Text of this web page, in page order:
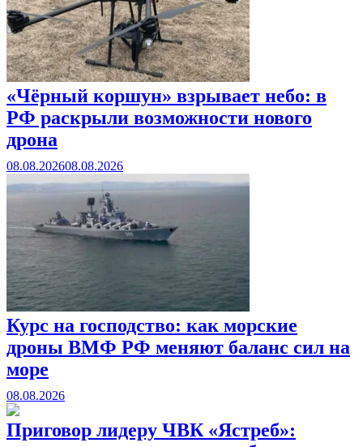
«Чёрный коршун» взрывает небо: в
РФ раскрыли возможности нового
дрона
08.08.202608.08.2026
Курс на господство: как морские
дроны ВМФ РФ меняют баланс сил на
море
08.08.2026
Приговор лидеру ЧВК «Ястреб»: